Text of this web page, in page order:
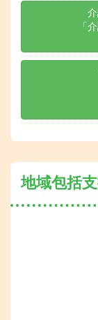
「
地域包括